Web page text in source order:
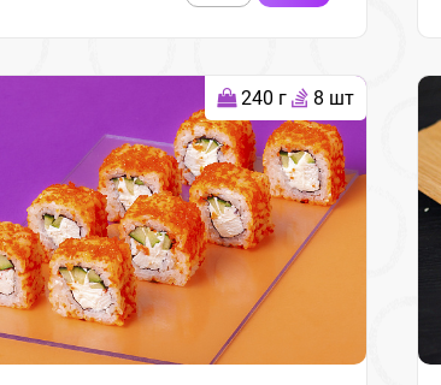
240 г 8 шт